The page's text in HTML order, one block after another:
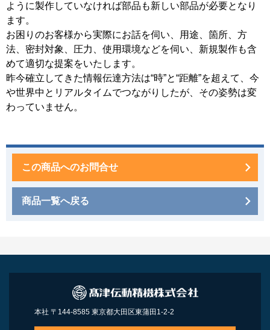
ように製作していなければ部品も新しい部品が必要となり
ます。
お困りのお客様から実際にお話を伺い、用途、箇所、方
法、密封対象、圧力、使用環境などを伺い、新規製作も含
めて適切な提案をいたします。
昨今確立してきた情報伝達方法は“時”と“距離”を超えて、今
や世界中とリアルタイムでつながりしたが、その姿勢は変
わっていません。
この商品へのお問合せ
商品一覧へ戻る
本社 〒144-8585 東京都大田区東蒲田1-2-2